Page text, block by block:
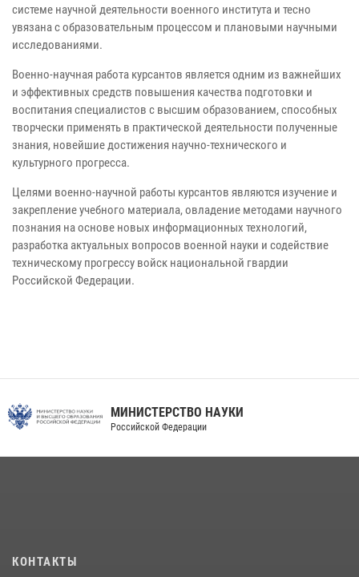
системе научной деятельности военного института и тесно
увязана с образовательным процессом и плановыми научными
исследованиями.
Военно-научная работа курсантов является одним из важнейших
и эффективных средств повышения качества подготовки и
воспитания специалистов с высшим образованием, способных
творчески применять в практической деятельности полученные
знания, новейшие достижения научно-технического и
культурного прогресса.
Целями военно-научной работы курсантов являются изучение и
закрепление учебного материала, овладение методами научного
познания на основе новых информационных технологий,
разработка актуальных вопросов военной науки и содействие
техническому прогрессу войск национальной гвардии
Российской Федерации.
МИНИСТЕРСТВО НАУКИ
Российской Федерации
КОНТАКТЫ